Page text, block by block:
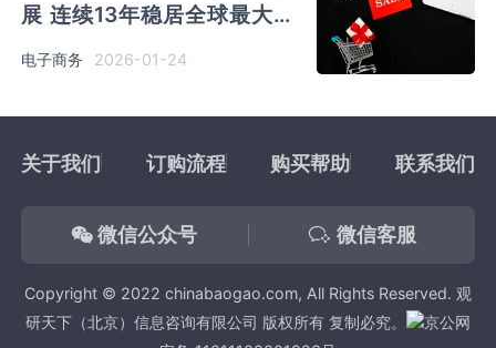
展 连续13年稳居全球最大网
络零售市场
电子商务 2026-01-24
关于我们 订购流程 购买帮助 联系我们
微信公众号 微信客服
Copyright © 2022 chinabaogao.com, All Rights Reserved. 观
研天下（北京）信息咨询有限公司 版权所有 复制必究。
京公网